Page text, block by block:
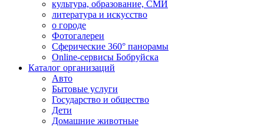
культура, образование, СМИ
литература и искусство
о городе
Фотогалереи
Сферические 360° панорамы
Online-сервисы Бобруйска
Каталог организаций
Авто
Бытовые услуги
Государство и общество
Дети
Домашние животные